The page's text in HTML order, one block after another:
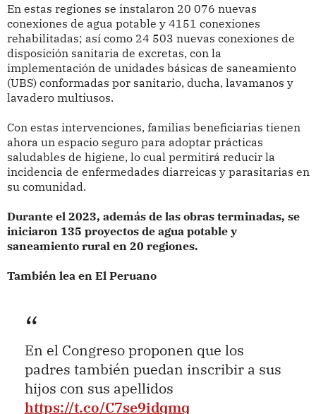
En estas regiones se instalaron 20 076 nuevas
conexiones de agua potable y 4151 conexiones
rehabilitadas; así como 24 503 nuevas conexiones de
disposición sanitaria de excretas, con la
implementación de unidades básicas de saneamiento
(UBS) conformadas por sanitario, ducha, lavamanos y
lavadero multiusos.
Con estas intervenciones, familias beneficiarias tienen
ahora un espacio seguro para adoptar prácticas
saludables de higiene, lo cual permitirá reducir la
incidencia de enfermedades diarreicas y parasitarias en
su comunidad.
Durante el 2023, además de las obras terminadas, se
iniciaron 135 proyectos de agua potable y
saneamiento rural en 20 regiones.
También lea en El Peruano
En el Congreso proponen que los
padres también puedan inscribir a sus
hijos con sus apellidos
https://t.co/C7se9idqmq